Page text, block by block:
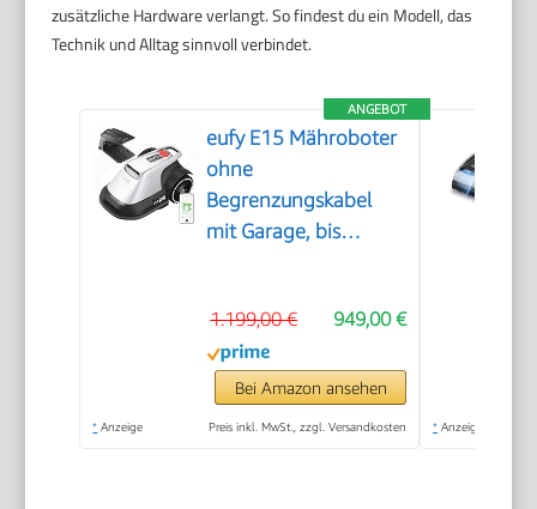
zusätzliche Hardware verlangt. So findest du ein Modell, das
Technik und Alltag sinnvoll verbindet.
ANGEBOT
eufy E15 Mähroboter
ohne
Begrenzungskabel
mit Garage, bis
949,00 €
1.199,00 €
Bei Amazon ansehen
* Anzeige Preis inkl. MwSt., zzgl. Versandkosten * Anzeige